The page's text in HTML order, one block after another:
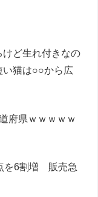
ど生れ付きなの
猫は○○から広
府県ｗｗｗｗｗ
を6割増 販売急